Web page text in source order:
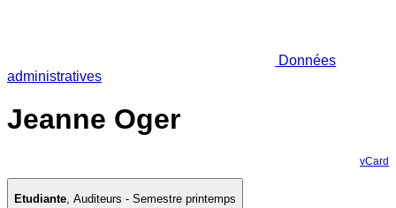
Données
administratives
Jeanne Oger
vCard
Etudiante, Auditeurs - Semestre printemps